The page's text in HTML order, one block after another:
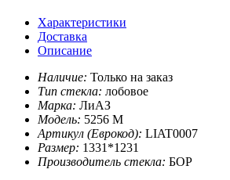
Характеристики
Доставка
Описание
Наличие: Только на заказ
Тип стекла: лобовое
Марка: ЛиАЗ
Модель: 5256 М
Артикул (Еврокод): LIAT0007
Размер: 1331*1231
Производитель стекла: БОР